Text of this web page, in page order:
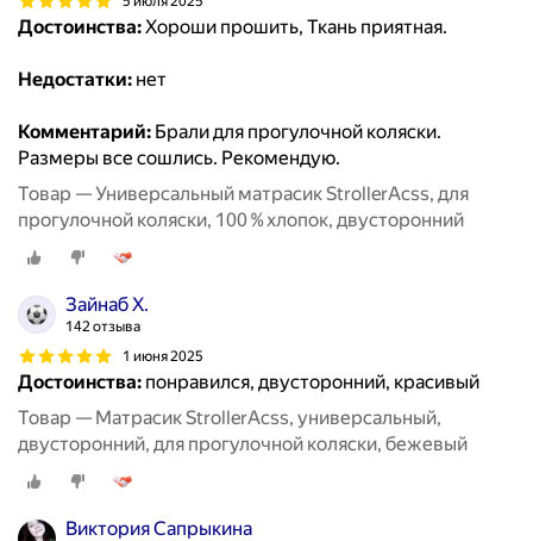
Достоинства:Хороши прошить, Ткань приятная.
Недостатки: нет
Комментарий: Брали для прогулочной коляски.
Размеры все сошлись. Рекомендую.
Товар — Универсальный матрасик StrollerAcss, для
прогулочной коляски, 100 % хлопок, двусторонний
Зайнаб Х.
142 отзыва
1 июня 2025
Достоинства: понравился, двусторонний, красивый
Товар — Матрасик StrollerAcss, универсальный,
двусторонний, для прогулочной коляски, бежевый
Виктория Сапрыкина